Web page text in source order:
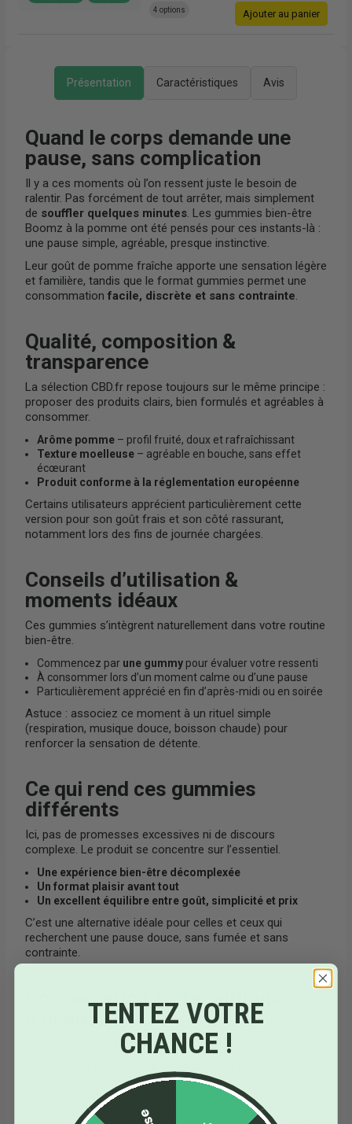
4 options Ajouter au panier
Présentation Caractéristiques Avis
Quand le corps demande une
pause, sans complication
Il y a ces moments où l’on ressent juste le besoin de
ralentir. Pas forcément de tout arrêter, mais simplement
de souffler quelques minutes. Les gummies bien-être
Boomz à la pomme ont été pensés pour ces instants-là :
une pause simple, agréable, presque instinctive.
Leur goût de pomme fraîche apporte une sensation légère
et familière, tandis que le format gummies permet une
consommation facile, discrète et sans contrainte.
Qualité, composition &
transparence
La sélection CBD.fr repose toujours sur le même principe :
proposer des produits clairs, bien formulés et agréables à
consommer.
Arôme pomme– profil fruité, doux et rafraîchissant
Texture moelleuse– agréable en bouche, sans effet
écœurant
Produit conforme à la réglementation européenne
Certains utilisateurs apprécient particulièrement cette
version pour son goût frais et son côté rassurant,
notamment lors des fins de journée chargées.
Conseils d’utilisation &
moments idéaux
Ces gummies s’intègrent naturellement dans votre routine
bien-être.
Commencez par une gummypour évaluer votre ressenti
À consommer lors d’un moment calme ou d’une pause
Particulièrement apprécié en fin d’après-midi ou en soirée
Astuce : associez ce moment à un rituel simple
(respiration, musique douce, boisson chaude) pour
renforcer la sensation de détente.
Ce qui rend ces gummies
différents
Ici, pas de promesses excessives ni de discours
complexe. Le produit se concentre sur l’essentiel.
Une expérience bien-être décomplexée
Un format plaisir avant tout
Un excellent équilibre entre goût, simplicité et prix
C’est une alternative idéale pour celles et ceux qui
recherchent une pause douce, sans fumée et sans
contrainte.
Conservation & précautions
d’usage
Pour préserver leur qualité :
Refermez soigneusement l’emballage après ouverture
À tenir hors de portée des enfants
Déconseillé aux femmes enceintes ou allaitantes. En cas
TENTEZ VOTRE
CHANCE !